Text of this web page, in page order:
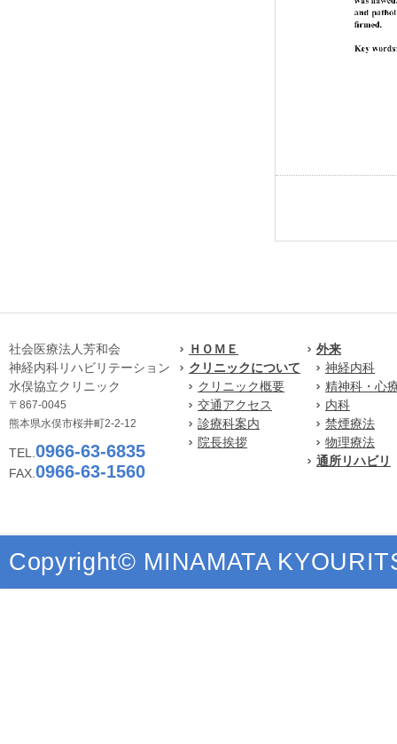
社会医療法人芳和会
神経内科リハビリテーション
水俣協立クリニック
〒867-0045
熊本県水俣市桜井町2-2-12
TEL. 0966-63-6835
FAX. 0966-63-1560
ＨＯＭＥ
クリニックについて
クリニック概要
交通アクセス
診療科案内
院長挨拶
外来
神経内科
精神科・心
内科
禁煙療法
物理療法
通所リハビリ
Copyright© MINAMATA